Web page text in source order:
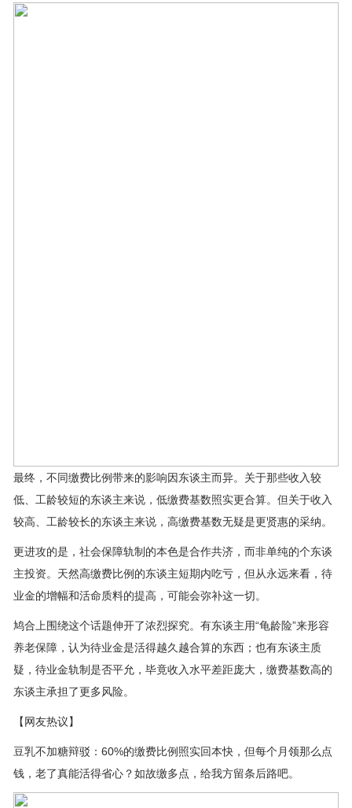
最终，不同缴费比例带来的影响因东谈主而异。关于那些收入较
低、工龄较短的东谈主来说，低缴费基数照实更合算。但关于收入
较高、工龄较长的东谈主来说，高缴费基数无疑是更贤惠的采纳。
更进攻的是，社会保障轨制的本色是合作共济，而非单纯的个东谈
主投资。天然高缴费比例的东谈主短期内吃亏，但从永远来看，待
业金的增幅和活命质料的提高，可能会弥补这一切。
鸠合上围绕这个话题伸开了浓烈探究。有东谈主用“龟龄险”来形容
养老保障，认为待业金是活得越久越合算的东西；也有东谈主质
疑，待业金轨制是否平允，毕竟收入水平差距庞大，缴费基数高的
东谈主承担了更多风险。
【网友热议】
豆乳不加糖辩驳：60%的缴费比例照实回本快，但每个月领那么点
钱，老了真能活得省心？如故缴多点，给我方留条后路吧。